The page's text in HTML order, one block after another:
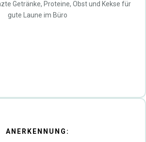
Getränke, Proteine, Obst und Kekse für
gute Laune im Büro
ANERKENNUNG: